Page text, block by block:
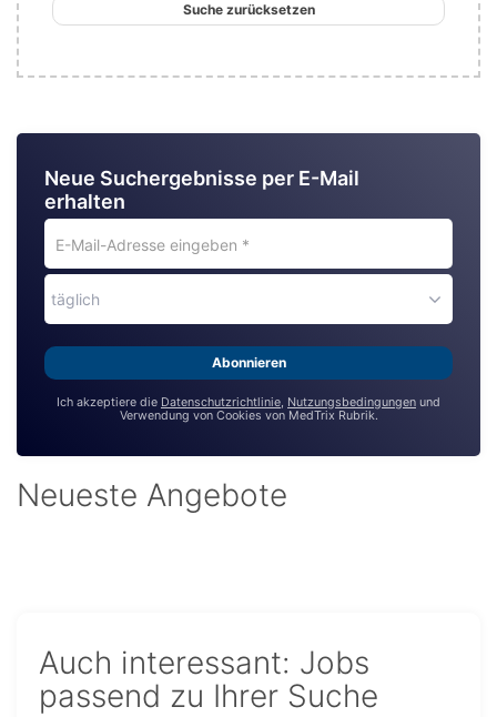
Suche zurücksetzen
Neue Suchergebnisse per E-Mail
erhalten
Mail-
Adresse
eingeben
*
täglich
Abonnieren
Ich akzeptiere die Datenschutzrichtlinie, Nutzungsbedingungen und
Verwendung von Cookies von MedTrix Rubrik.
Neueste Angebote
Auch interessant: Jobs
passend zu Ihrer Suche